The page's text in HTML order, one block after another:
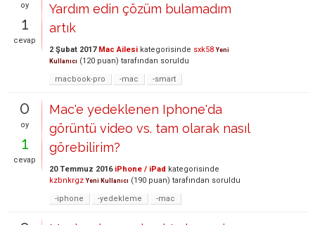
oy
1
cevap
Yardım edin çözüm bulamadım
artık
2 Şubat 2017 Mac Ailesi kategorisinde sxk58 Yeni
Kullanıcı (120 puan) tarafından soruldu
macbook-pro
-mac -smart
0
oy
1
cevap
Mac'e yedeklenen Iphone'da
görüntü video vs. tam olarak nasıl
görebilirim?
20 Temmuz 2016 iPhone / iPad kategorisinde
kzbnkrgz Yeni Kullanıcı (190 puan) tarafından soruldu
-iphone
-yedekleme -mac